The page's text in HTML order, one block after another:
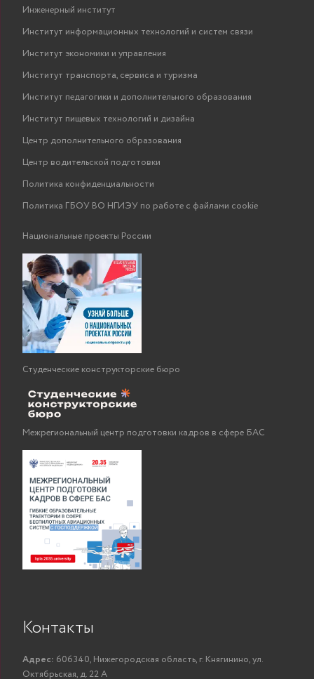
Инженерный институт
Институт информационных технологий и систем связи
Институт экономики и управления
Институт транспорта, сервиса и туризма
Институт педагогики и дополнительного образования
Институт пищевых технологий и дизайна
Центр дополнительного образования
Центр водительской подготовки
Политика конфиденциальности
Политика ГБОУ ВО НГИЭУ по работе с файлами cookie
Национальные проекты России
Студенческие конструкторские бюро
Межрегиональный центр подготовки кадров в сфере БАС
Контакты
Адрес: 606340, Нижегородская область, г. Княгинино, ул.
Октябрьская, д. 22 А